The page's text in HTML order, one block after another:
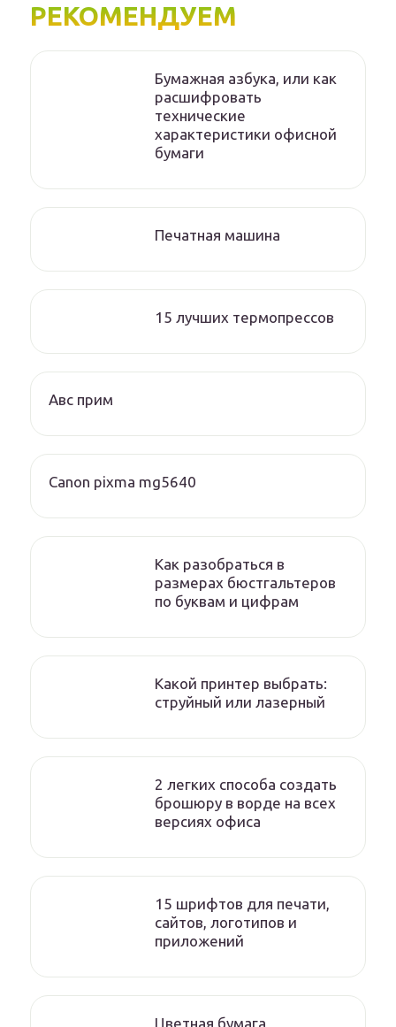
РЕКОМЕНДУЕМ
Бумажная азбука, или как
расшифровать
технические
характеристики офисной
бумаги
Печатная машина
15 лучших термопрессов
Авс прим
Canon pixma mg5640
Как разобраться в
размерах бюстгальтеров
по буквам и цифрам
Какой принтер выбрать:
струйный или лазерный
2 легких способа создать
брошюру в ворде на всех
версиях офиса
15 шрифтов для печати,
сайтов, логотипов и
приложений
Цветная бумага